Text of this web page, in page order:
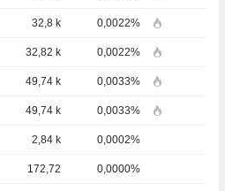
32,8 k 0,0022%
32,82 k 0,0022%
49,74 k 0,0033%
49,74 k 0,0033%
2,84 k 0,0002%
172,72 0,0000%